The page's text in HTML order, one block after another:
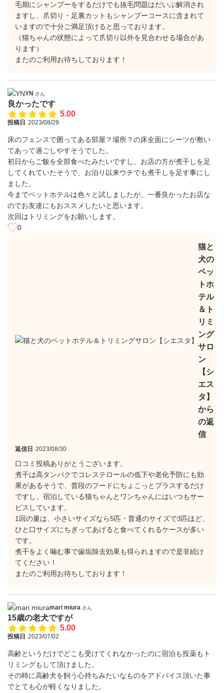
毛期にシャンプーをするだけでも抜毛問題はだいぶ解消され
ますし、爪切り・足裏カットもシャンプーコースに含まれて
いますので十分ご満足頂けると思っております。
（猫ちゃんの状態によって爪切り以外を見合わせる場合があ
ります）
またのご利用お待ちしております！
YN さん
良かったです
5.00
投稿日 2023/08/29
床のフェンスで囲ってある部屋？場所？の床全面にシーツが敷い
てあって過ごしやすそうでした。
初日からご飯を全部食べたみたいですし、お店の方が煮干しを足
してくれていたそうで、お泊り以来ウチでも煮干しを足す事にし
ました。
今までペットホテルは色々と試しましたが、一番良かったお店な
のでお友達にもおススメしたいと思います。
次回はトリミングをお願いします。
0
猫と
犬の
ペッ
トホ
テル
＆ト
リミ
ング
サロ
ン
【シ
エス
タ】
から
の返
信
返信日 2023/08/30
口コミ投稿ありがとうございます。
煮干は高タンパクでコレステロールの低下や老化予防にも効
果があるそうで、普段のフードにちょこっとプラスするだけ
ですし、宿泊している猫ちゃんとワンちゃんにはいつもサー
ビスしています。
1回の量は、小さいサイズなら5匹・普通のサイズで3匹ほど、
ひと口サイズにちぎってあげると食べてくれるケースが多い
です。
煮干をよく噛む事で歯垢除去効果も得られますので是非続け
てください！
またのご利用お待ちしております！
mari miura さん
15歳の老犬ですが
5.00
投稿日 2023/07/02
高齢というだけでどこも受けてくれなかったのに宿泊も投薬もト
リミングもして頂けました。
その時に高齢犬を飼う心持ちみたいなものをアドバイス頂いた事
でとても心が軽くなりました。